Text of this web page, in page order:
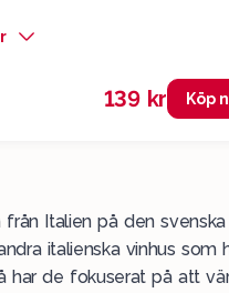
139 kr Köp
från Italien på den svenska
italienska vinhus som
har de fokuserat på att